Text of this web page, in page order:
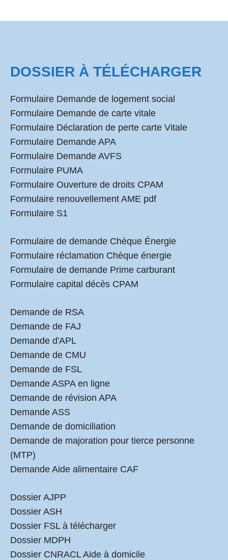
DOSSIER À TÉLÉCHARGER
Formulaire Demande de logement social
Formulaire Demande de carte vitale
Formulaire Déclaration de perte carte Vitale
Formulaire Demande APA
Formulaire Demande AVFS
Formulaire PUMA
Formulaire Ouverture de droits CPAM
Formulaire renouvellement AME pdf
Formulaire S1
Formulaire de demande Chèque Énergie
Formulaire réclamation Chèque énergie
Formulaire de demande Prime carburant
Formulaire capital décès CPAM
Demande de RSA
Demande de FAJ
Demande d'APL
Demande de CMU
Demande de FSL
Demande ASPA en ligne
Demande de révision APA
Demande ASS
Demande de domiciliation
Demande de majoration pour tierce personne
(MTP)
Demande Aide alimentaire CAF
Dossier AJPP
Dossier ASH
Dossier FSL à télécharger
Dossier MDPH
Dossier CNRACL Aide à domicile